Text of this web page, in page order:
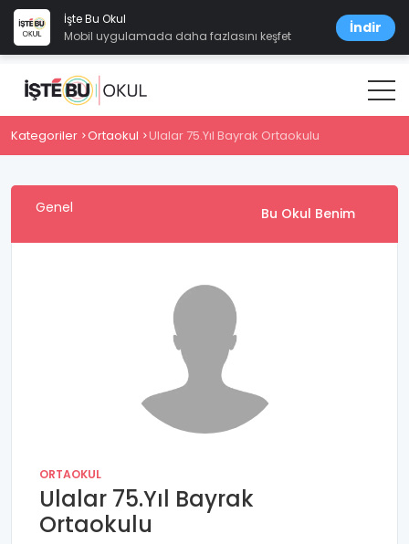
İşte Bu Okul
Mobil uygulamada daha fazlasını keşfet
İndir
Kategoriler Ortaokul Ulalar 75.Yıl Bayrak Ortaokulu
Genel Bu Okul Benim
ORTAOKUL
Ulalar 75.Yıl Bayrak
Ortaokulu